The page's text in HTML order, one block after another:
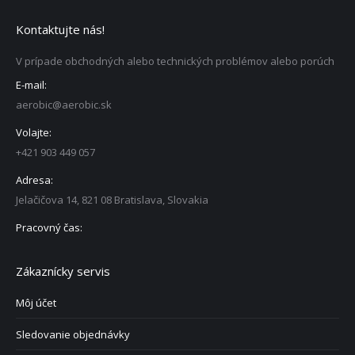
Kontaktujte nás!
V prípade obchodných alebo technických problémov alebo porúch
E-mail:
aerobic@aerobic.sk
Volajte:
+421 903 449 057
Adresa:
Jelačičova 14, 821 08 Bratislava, Slovakia
Pracovný čas:
Zákaznícky servis
Môj účet
Sledovanie objednávky